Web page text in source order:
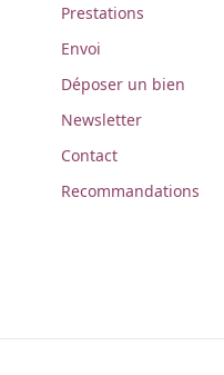
Prestations
Envoi
Déposer un bien
Newsletter
Contact
Recommandations